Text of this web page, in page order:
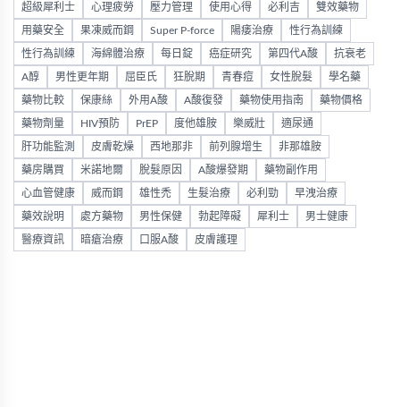
超級犀利士 心理疲勞 壓力管理 使用心得 必利吉 雙效藥物
用藥安全 果凍威而鋼 Super P-force 陽痿治療 性行為訓練
性行為訓練 海綿體治療 每日錠 癌症研究 第四代A酸 抗衰老
A醇 男性更年期 屈臣氏 狂脫期 青春痘 女性脫髮 學名藥
藥物比較 保康絲 外用A酸 A酸復發 藥物使用指南 藥物價格
藥物劑量 HIV預防 PrEP 度他雄胺 樂威壯 適尿通
肝功能監測 皮膚乾燥 西地那非 前列腺增生 非那雄胺
藥房購買 米諾地爾 脫髮原因 A酸爆發期 藥物副作用
心血管健康 威而鋼 雄性禿 生髮治療 必利勁 早洩治療
藥效說明 處方藥物 男性保健 勃起障礙 犀利士 男士健康
醫療資訊 暗瘡治療 口服A酸 皮膚護理